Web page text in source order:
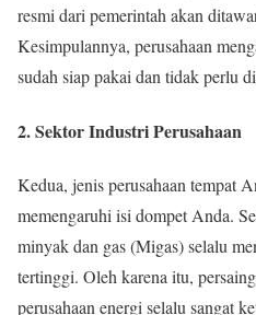
resmi dari pemerintah akan
Kesimpulannya, perusahaan
sudah siap pakai dan tidak perlu
2. Sektor Industri Perusahaan
Kedua, jenis perusahaan tempat
memengaruhi isi dompet Anda.
minyak dan gas (Migas) selalu
tertinggi. Oleh karena itu,
perusahaan energi selalu sangat